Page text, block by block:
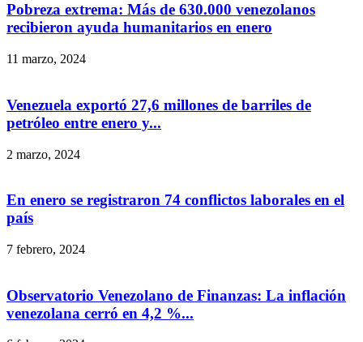
Pobreza extrema: Más de 630.000 venezolanos
recibieron ayuda humanitarios en enero
11 marzo, 2024
Venezuela exportó 27,6 millones de barriles de
petróleo entre enero y...
2 marzo, 2024
En enero se registraron 74 conflictos laborales en el
país
7 febrero, 2024
Observatorio Venezolano de Finanzas: La inflación
venezolana cerró en 4,2 %...